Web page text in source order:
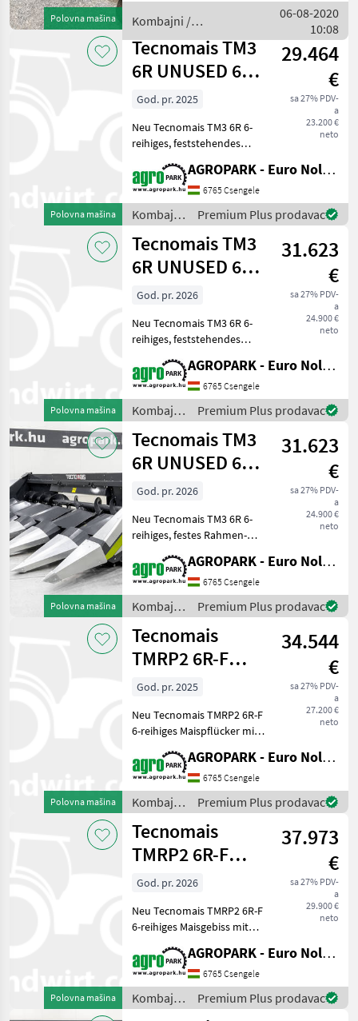
Geringhoff
Marketplace
Ponude
trgovaca
Oglasi
Polovna mašina
für Case und New Holland
Baujahr
Kombajni /
Tecnomais
06-08-2020
10:08
Polovna mašina
Tecnomais TM3
6R UNUSED 6
row (75 cm),
rigid corn header
f
29.464
€
sa 27% PDV-
a
23.200 €
neto
God. pr. 2025
Neu Tecnomais TM3 6R 6-
reihiges, feststehendes
Claas Tucano, Trion, Lexion
und Evion Mähdreschern,
Stängelhäcksler,
Stoppelbrecher, 75 cm
AGROPARK - Euro Noliker Kft.
6765 Csengele
Kombajni
/
Tecnomais
Premium Plus prodavac
Polovna mašina
Tecnomais TM3
6R UNUSED 6
row (75 cm),
rigid corn header
f
31.623
€
sa 27% PDV-
a
24.900 €
neto
God. pr. 2026
Neu Tecnomais TM3 6R 6-
reihiges, feststehendes
Case IH und New Holland
Mähdreschern,
Stängelhäcksler,
Stoppelbrecher, 75 cm
Reihenabstand
AGROPARK - Euro Noliker Kft.
6765 Csengele
Kombajni
/
Tecnomais
Premium Plus prodavac
Polovna mašina
Tecnomais TM3
6R UNUSED 6
row (75 cm),
rigid corn header
f
31.623
€
sa 27% PDV-
a
24.900 €
neto
God. pr. 2026
Neu Tecnomais TM3 6R 6-
reihiges, festes Rahmen-
John Deere W- und T-
Mähdreschern,
Stängelhäcksler,
Stoppelbrecher, 75 cm
Reihenabstand Bau
AGROPARK - Euro Noliker Kft.
6765 Csengele
Kombajni
/
Tecnomais
Premium Plus prodavac
Polovna mašina
Tecnomais
TMRP2 6R-F
UNUSED corn
header, 6 row,
foldable,
34.544
€
sa 27% PDV-
a
27.200 €
neto
God. pr. 2025
Neu Tecnomais TMRP2 6R-F
6-reihiges Maispflücker mit
Claas Tucano, Trion, Lexion
und Evion Mähdrescher,
Stängelhäcksler,
Maisförderschnecken,
AGROPARK - Euro Noliker Kft.
6765 Csengele
Kombajni
/
Tecnomais
Premium Plus prodavac
Polovna mašina
Tecnomais
TMRP2 6R-F
UNUSED corn
header, 6 row,
foldable,
37.973
€
sa 27% PDV-
a
29.900 €
neto
God. pr. 2026
Neu Tecnomais TMRP2 6R-F
6-reihiges Maisgebiss mit
Case IH und New Holland
Mähdrescher,
Stängelhäcksler,
Maisförderschnecken, 75
AGROPARK - Euro Noliker Kft.
6765 Csengele
Kombajni
/
Premium Plus prodavac